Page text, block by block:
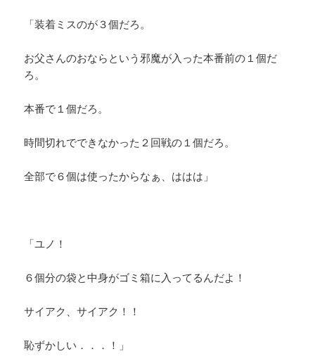
「装着ミスのが３個だろ。
お父さんのおならという邪魔が入った本番前の１個だ
ろ。
本番で１個だろ。
時間切れでできなかった２回戦の１個だろ。
全部で６個は使ったからなぁ、ははは」
「ユノ！
６個分の袋と中身がゴミ箱に入ってるんだよ！
サイアク、サイアク！！
恥ずかしい．．．！」